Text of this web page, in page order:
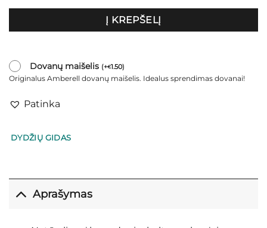
Į KREPŠELĮ
Dovanų maišelis (+€1.50)
Originalus Amberell dovanų maišelis. Idealus sprendimas dovanai!
Patinka
DYDŽIŲ GIDAS
Aprašymas